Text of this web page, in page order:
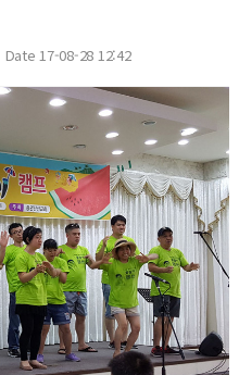
Date 17-08-28 12:42